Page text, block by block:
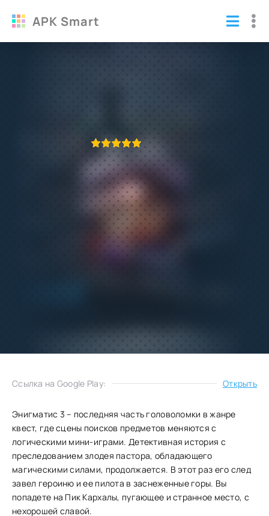
APK Smart
Ссылка на Google Play: Открыть
Энигматис 3 – последняя часть головоломки в жанре
квест, где сцены поисков предметов меняются с
логическими мини-играми. Детективная история с
преследованием злодея пастора, обладающего
магическими силами, продолжается. В этот раз его след
завел героиню и ее пилота в заснеженные горы. Вы
попадете на Пик Кархалы, пугающее и странное место, с
нехорошей славой.